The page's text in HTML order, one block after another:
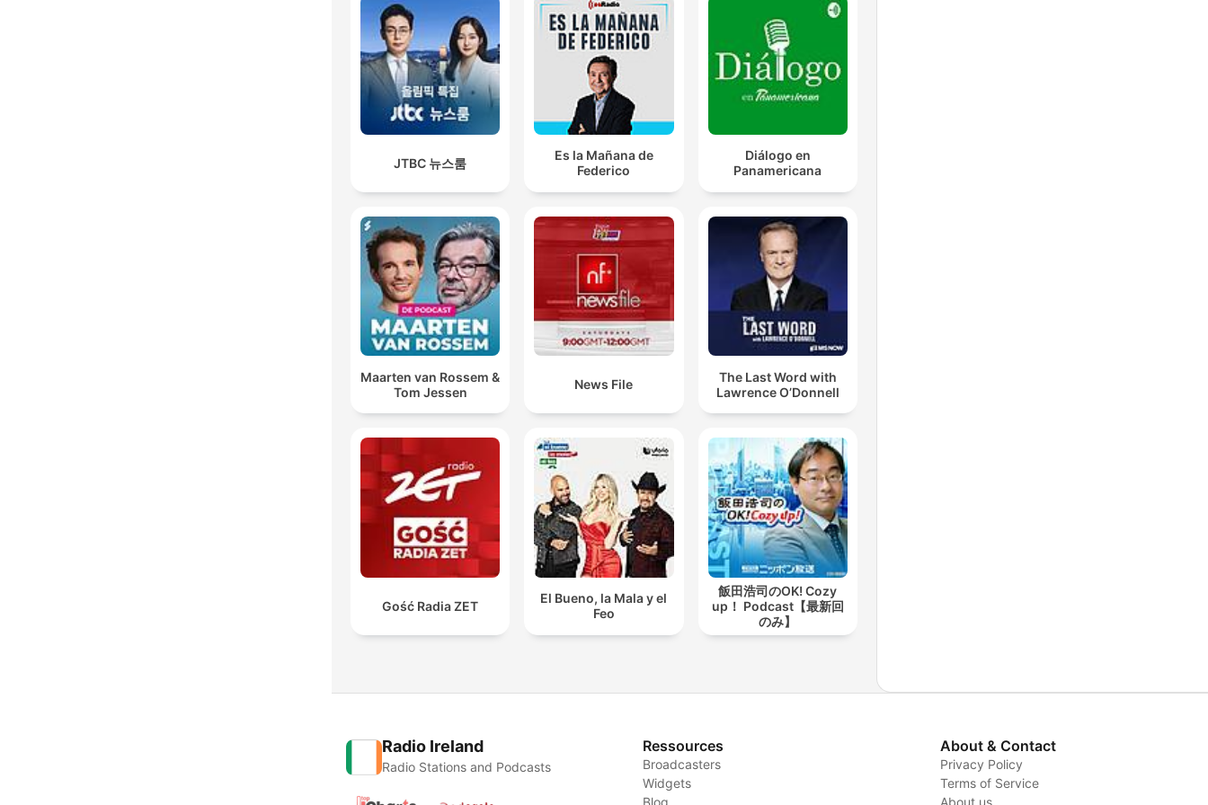
JTBC 뉴스룸
Es la Mañana de
Federico
Diálogo en
Panamericana
Maarten van Rossem &
Tom Jessen
News File
The Last Word with
Lawrence O’Donnell
Gość Radia ZET
El Bueno, la Mala y el
Feo
飯田浩司のOK! Cozy
up！ Podcast【最新回
のみ】
Radio Ireland
Radio Stations and Podcasts
Ressources
Broadcasters
Widgets
Blog
About & Contact
Privacy Policy
Terms of Service
About us